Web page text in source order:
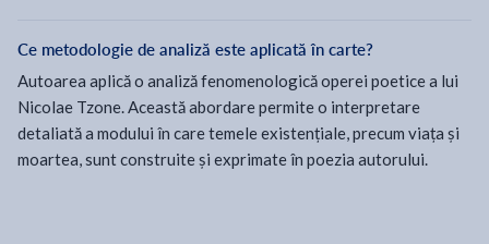
Ce metodologie de analiză este aplicată în carte?
Autoarea aplică o analiză fenomenologică operei poetice a lui
Nicolae Tzone. Această abordare permite o interpretare
detaliată a modului în care temele existențiale, precum viața și
moartea, sunt construite și exprimate în poezia autorului.